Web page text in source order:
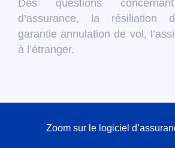
Des questions
d’assurance, la résiliation
garantie annulation de vol,
à l’étranger.
Zoom sur le logiciel